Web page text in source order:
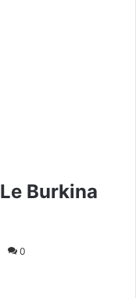
Burkina
0